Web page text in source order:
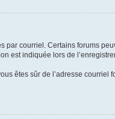
par courriel. Certains forums
est indiquée lors de
êtes sûr de l’adresse courriel